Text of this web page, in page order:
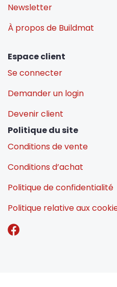
Newsletter
À propos de Buildmat
Espace client
Se connecter
Demander un login
Devenir client
Politique du site
Conditions de vente
Conditions d’achat
Politique de confidentialité
Politique relative aux